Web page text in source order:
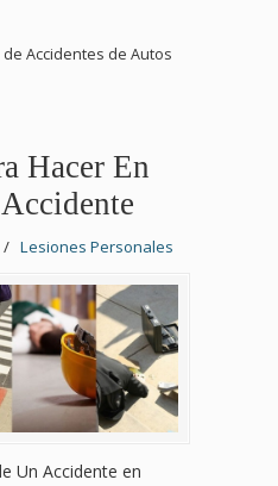
de Accidentes de Autos
Hacer En
/ Lesiones Personales
Un Accidente en